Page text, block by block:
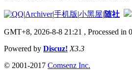
|Archiver|手机版|小黑屋|随社
GMT+8, 2026-8-8 21:21 , Processed in
Powered by Discuz! X3.3
© 2001-2017 Comsenz Inc.